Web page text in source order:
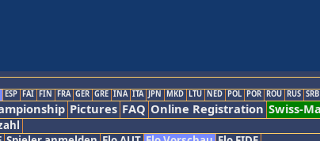
ESP FAI FIN FRA GER GRE INA ITA JPN MKD LTU NED POL POR ROU RUS SRB
Pictures FAQ Online Registration Swiss-